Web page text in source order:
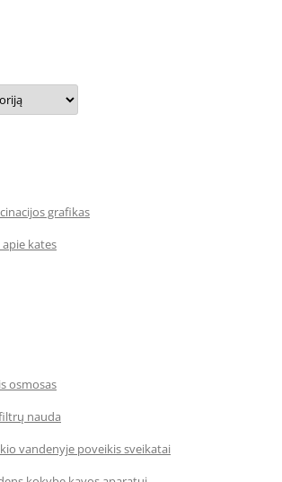
grafikas
kates
osmosas
nauda
vandenyje poveikis sveikatai